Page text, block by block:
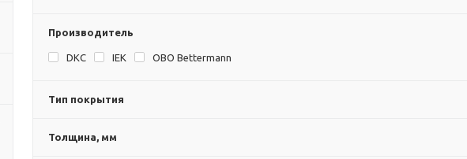
Производитель
DKC IEK OBO Bettermann
Тип покрытия
Толщина, мм